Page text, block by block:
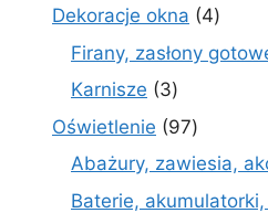
Dekoracje okna 44
Firany, zasłony
Karnisze 33
produkty
Oświetlenie 9797
Abażury, zawiesia,
Baterie, akumulatorki,